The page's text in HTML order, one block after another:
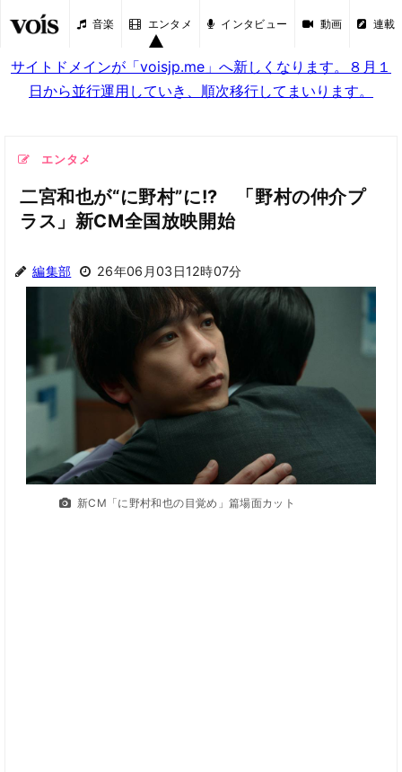
音楽 エンタメ インタビュー 動画 連載
サイトドメインが「voisjp.me」へ新しくなります。８月１
日から並行運用していき、順次移行してまいります。
エンタメ
二宮和也が“に野村”に!? 「野村の仲介プ
ラス」新CM全国放映開始
編集部 26年06月03日12時07分
新CM「に野村和也の目覚め」篇場面カット